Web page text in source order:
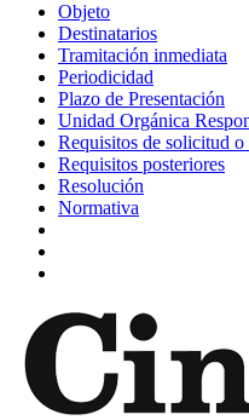
Objeto
Destinatarios
Tramitación inmediata
Periodicidad
Plazo de Presentación
Unidad Orgánica
Requisitos de solicitud
Requisitos posteriores
Resolución
Normativa